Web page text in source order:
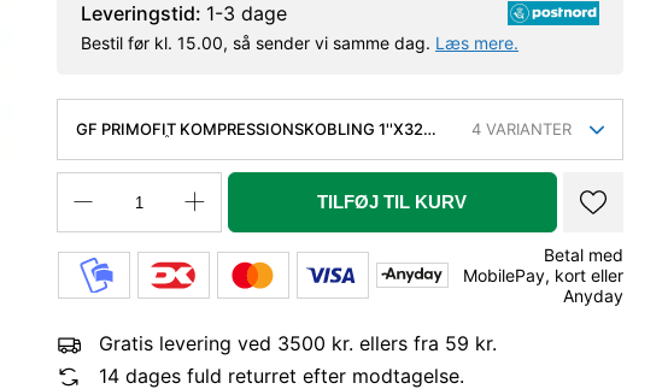
Leveringstid: 1-3 dage
Bestil før kl. 15.00, så sender vi samme dag. Læs mere.
GF PRIMOFIT KOMPRESSIONSKOBLING 1''X32
4 VARIANTER
TILFØJ TIL KURV
Betal med
MobilePay, kort eller
Anyday
Gratis levering ved 3500 kr. ellers fra 59 kr.
14 dages fuld returret efter modtagelse.